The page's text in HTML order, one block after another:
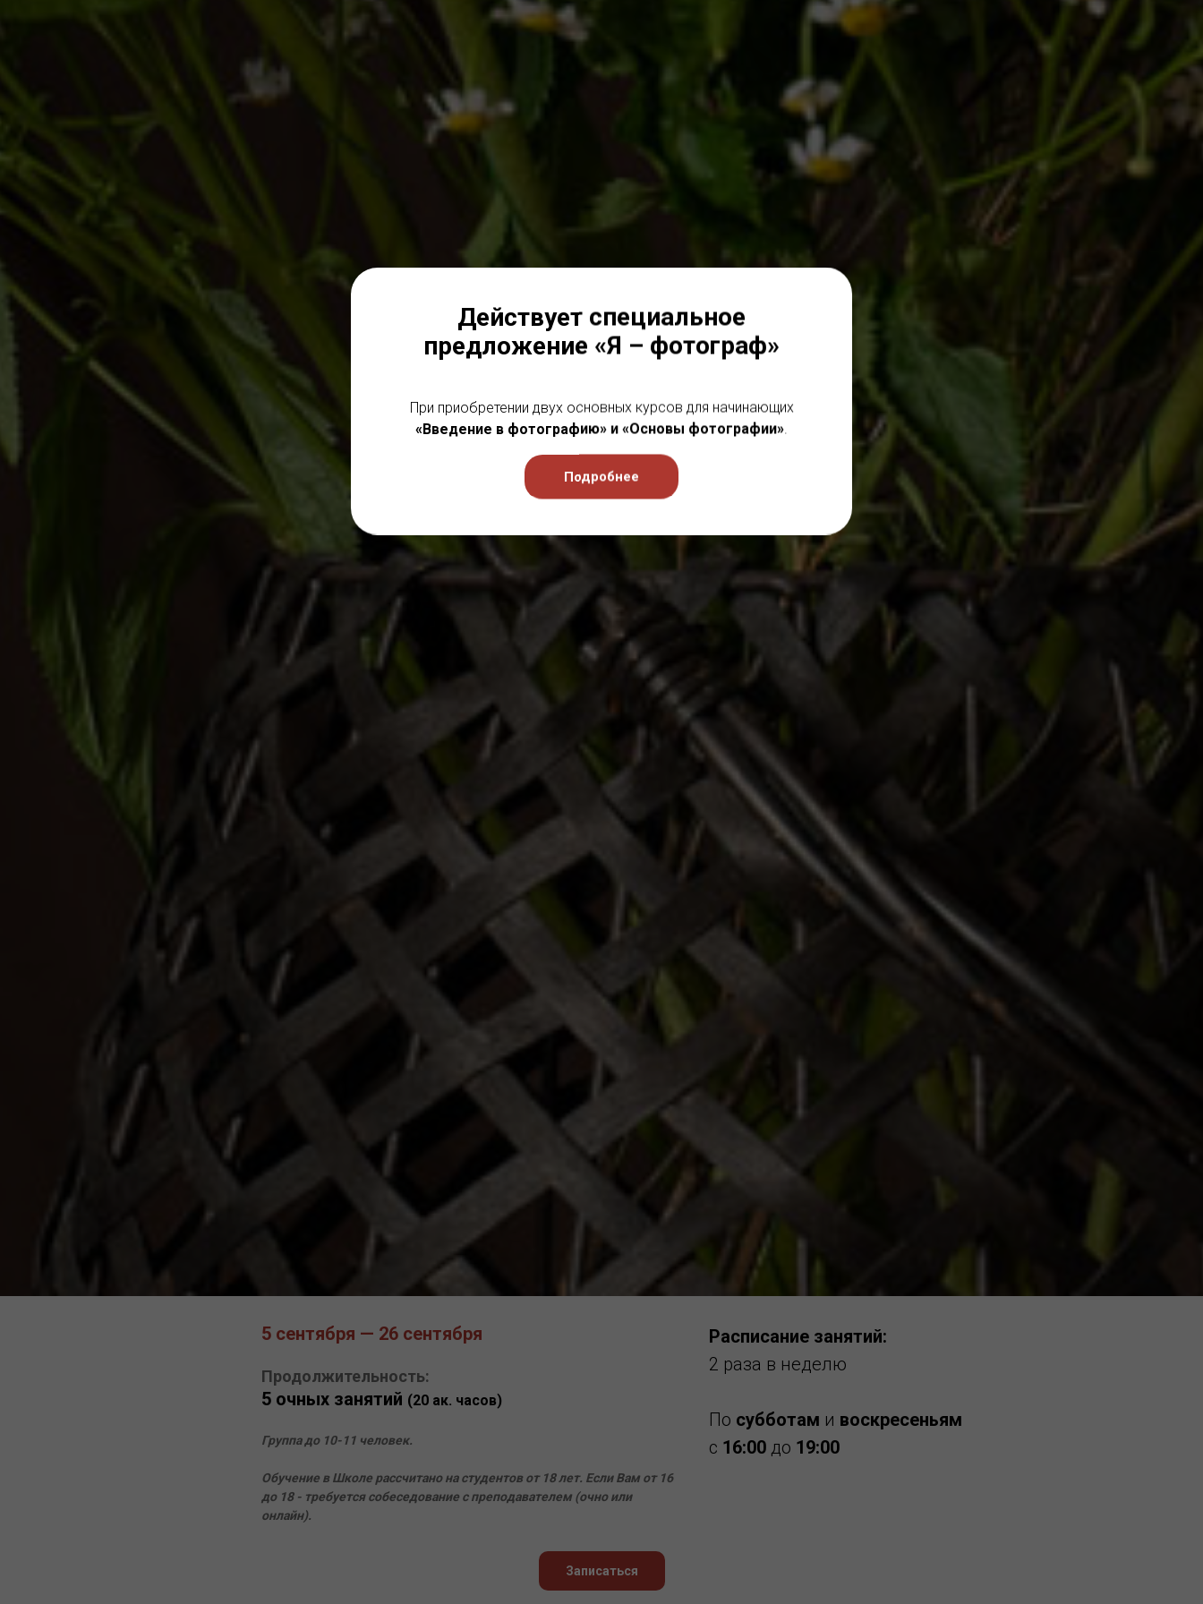
5 сентября — 26 сентября
Продолжительность:
5 очных занятий (20 ак. часов)
Группа до 10-11 человек.
Обучение в Школе рассчитано на студентов от 18 лет. Если Вам от 16
до 18 - требуется собеседование с преподавателем (очно или
онлайн).
Расписание занятий:
2 раза в неделю
По субботам и воскресеньям
с 16:00 до 19:00
Записаться
Действует специальное
предложение «Я – фотограф»
При приобретении двух основных курсов для начинающих
«Введение в фотографию» и «Основы фотографии».
Подробнее